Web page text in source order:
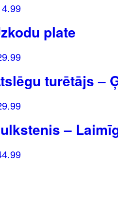
plate
turētājs –
–